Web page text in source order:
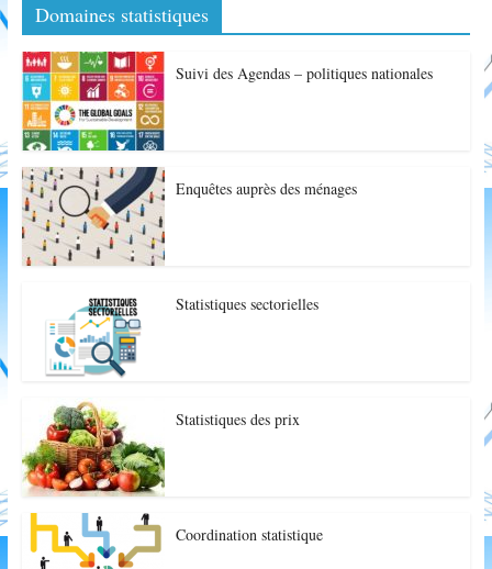
Domaines statistiques
Suivi des Agendas – politiques nationales
Enquêtes auprès des ménages
Statistiques sectorielles
Statistiques des prix
Coordination statistique